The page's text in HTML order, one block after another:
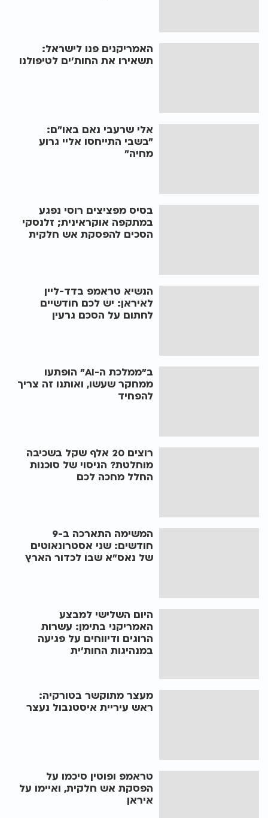
האמריקנים פנו לישראל:
תשאירו את החות'ים לטיפולנו
אלי שרעבי נאם באו"ם:
"בשבי התייחסו אליי גרוע
מחיה"
בסיס מפציצים רוסי נפגע
במתקפה אוקראינית; זלנסקי
הסכים להפסקת אש חלקית
הנשיא טראמפ בדד-ליין
לאיראן: יש לכם חודשיים
לחתום על הסכם גרעין
ב"ממלכת ה-AI" הופתעו
ממחקר שעשו, ואותנו זה צריך
להפחיד
רוצים 20 אלף שקל בשכיבה
מוחלטת? הניסוי של סוכנות
החלל מחכה לכם
המשימה התארכה ב-9
חודשים: שני אסטרונאוטים
של נאס"א שבו לכדור הארץ
היום השלישי למבצע
האמריקני בתימן: עשרות
הרוגים ודיווחים על פגיעה
במנהיגות החות'ית
מעצר מתוקשר בטורקיה:
ראש עיריית איסטנבול נעצר
טראמפ ופוטין סיכמו על
הפסקת אש חלקית, ואיימו על
איראן